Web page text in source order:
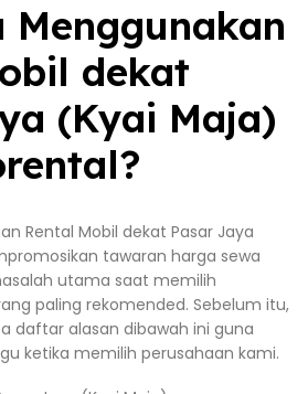
Menggunakan
dekat
(Kyai Maja)
Rental Mobil dekat Pasar Jaya
tawaran harga sewa
utama saat memilih
paling rekomended. Sebelum itu,
daftar alasan dibawah ini guna
ketika memilih perusahaan kami.